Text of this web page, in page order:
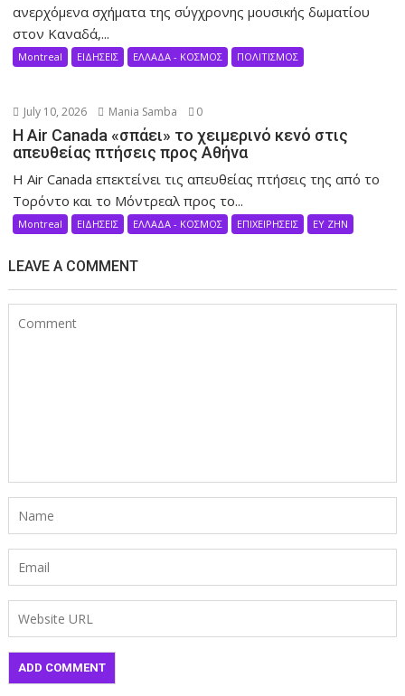
ανερχόμενα σχήματα της σύγχρονης μουσικής δωματίου
στον Καναδά,...
Montreal ΕΙΔΗΣΕΙΣ ΕΛΛΑΔΑ - ΚΟΣΜΟΣ ΠΟΛΙΤΙΣΜΟΣ
July 10, 2026 Mania Samba 0
Η Air Canada «σπάει» το χειμερινό κενό στις
απευθείας πτήσεις προς Αθήνα
Η Air Canada επεκτείνει τις απευθείας πτήσεις της από το
Τορόντο και το Μόντρεαλ προς το...
Montreal ΕΙΔΗΣΕΙΣ ΕΛΛΑΔΑ - ΚΟΣΜΟΣ ΕΠΙΧΕΙΡΗΣΕΙΣ ΕΥ ΖΗΝ
LEAVE A COMMENT